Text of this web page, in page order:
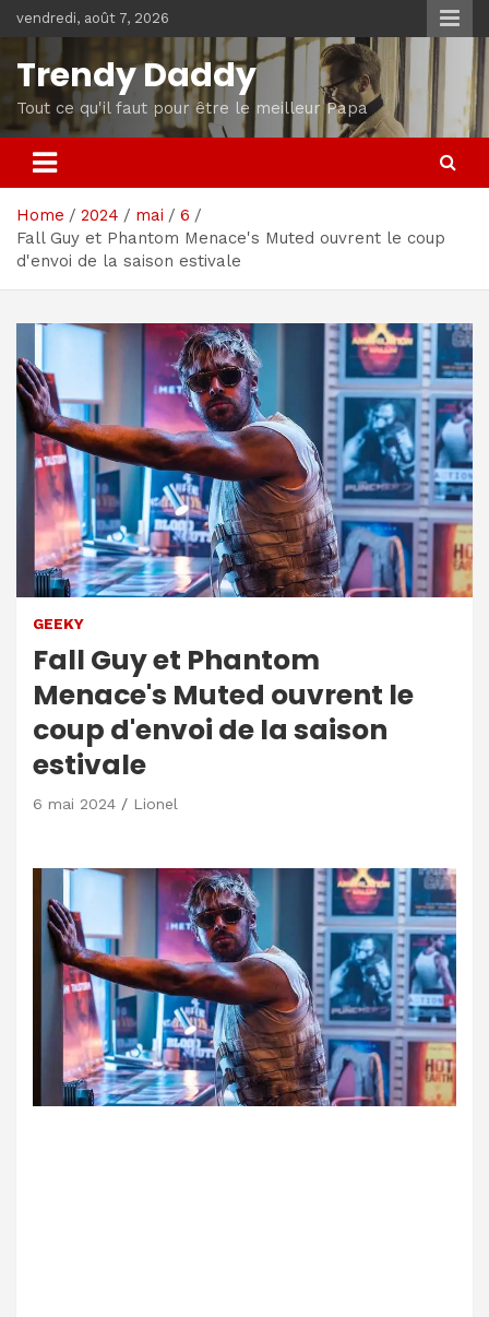
to
content
vendredi, août 7, 2026
Trendy Daddy
Tout ce qu'il faut pour être le meilleur Papa
Home 2024 mai
6
Fall Guy et Phantom Menace's Muted ouvrent le coup
d'envoi de la saison estivale
GEEKY
Fall Guy et Phantom
Menace's Muted ouvrent le
coup d'envoi de la saison
estivale
6 mai 2024 Lionel